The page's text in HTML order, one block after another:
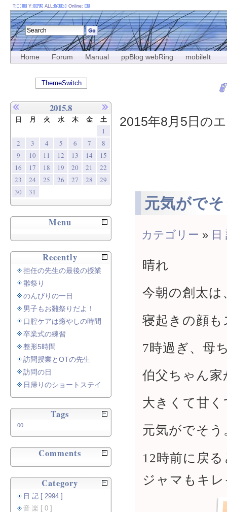
Home Forum Manual ppBlog webRing mobileIt
2015年8月5日の
元気がで
カテゴリー » 日
晴れ
今朝の創太は
寝起きの顔
7時過ぎ、母
伯父ちゃん
大きくて甘
元気がでそう
12時前に戻
ジャマもキ
T: Y: ALL: Online:
ThemeSwitch
2015.8
日 月 火 水 木 金 土
1
2
3 4 5 6 7
8
9
10 11 12 13 14
15
16
17 18 19 20 21
22
23
24 25 26 27 28
29
30
31
Menu
Recently
担任の先生の最後の授業
雛祭り
のんびりの一日
男子もお雛祭りだよ！
口腔ケアは癒やしの時間
卒業式の練習
整形5時間
訪問授業とOTの先生
訪問の日
日帰りのショートステイ
Tags
00
Comments
Category
日 記 [ 2994 ]
音 楽 [ 0 ]